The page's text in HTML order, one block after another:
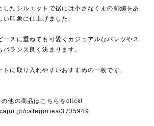
したシルエットで裾には小さなくまの刺繍をあ
い印象に仕上げました。
ースに重ねても可愛くカジュアルなパンツやス
ランス良く決まります。
トに取り入れやすいおすすめの一枚です。
他の商品はこちらをclick!
categories/3735949